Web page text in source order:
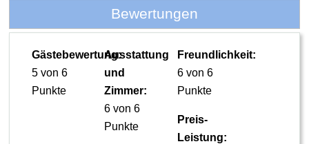
Bewertungen
Gästebewertung:
5 von 6
Punkte
Ausstattung
und
Zimmer:
6 von 6
Punkte
Freundlichkeit:
6 von 6
Punkte
Preis-
Leistung: